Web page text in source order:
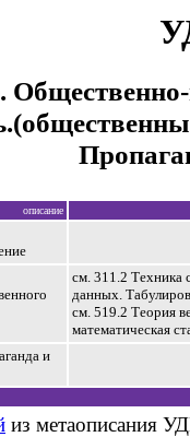
описание
см. 311.2 Техника
данных.
см. 519.2 Теория
математическая
и
из метаописания